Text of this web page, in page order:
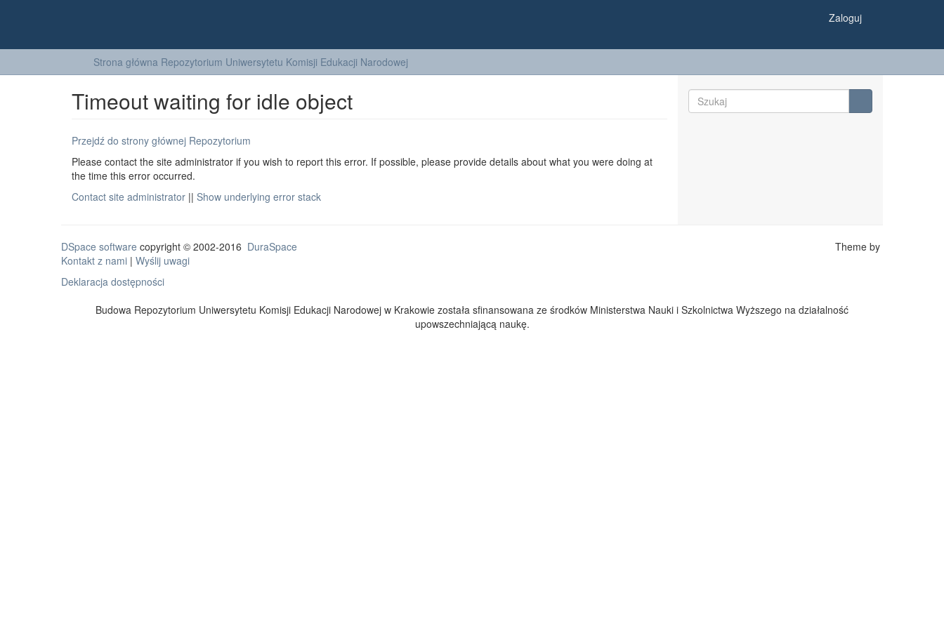
Zaloguj
Strona główna Repozytorium Uniwersytetu Komisji Edukacji Narodowej
Timeout waiting for idle object
Przejdź do strony głównej Repozytorium
Please contact the site administrator if you wish to report this error. If possible, please provide details about what you were doing at
the time this error occurred.
Contact site administrator || Show underlying error stack
DSpace software copyright © 2002-2016 DuraSpace
Kontakt z nami | Wyślij uwagi
Deklaracja dostępności
Theme by
Budowa Repozytorium Uniwersytetu Komisji Edukacji Narodowej w Krakowie została sfinansowana ze środków Ministerstwa Nauki i Szkolnictwa Wyższego na działalność
upowszechniającą naukę.